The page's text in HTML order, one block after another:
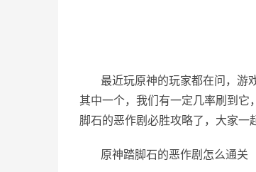
最近玩原神的玩家都在问，游
其中一个，我们有一定几率刷到它
脚石的恶作剧必胜攻略了，大家一
原神踏脚石的恶作剧怎么通关